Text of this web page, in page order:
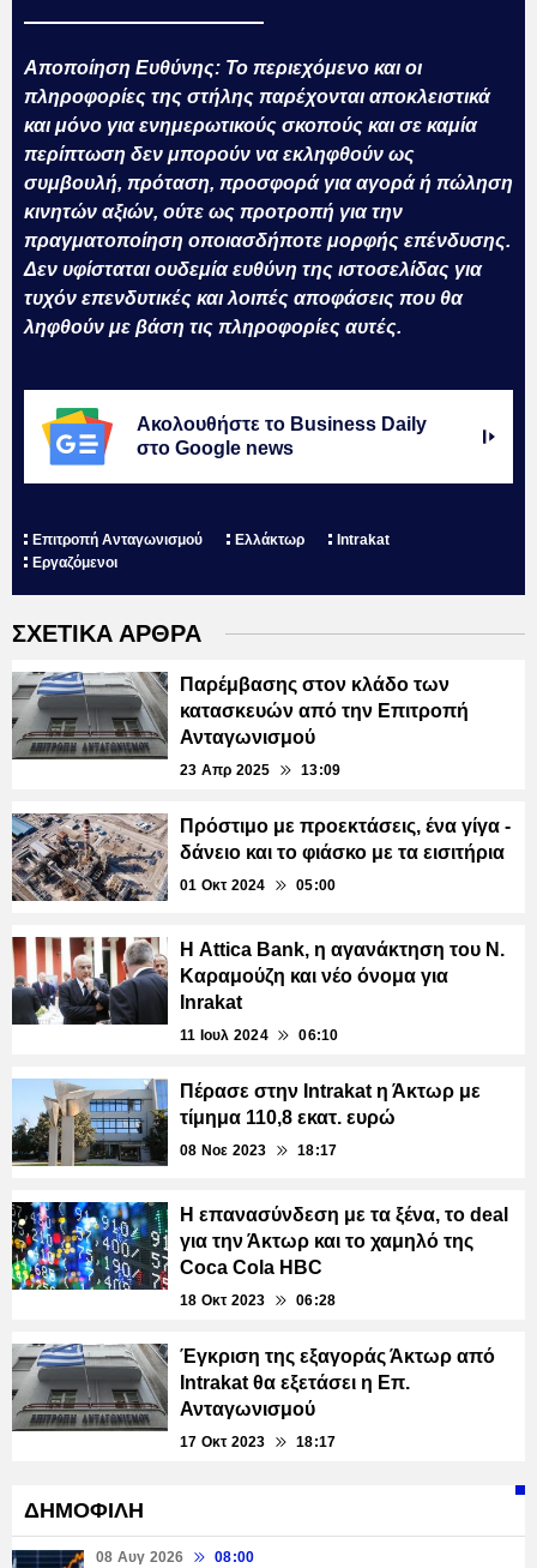
Αποποίηση Ευθύνης: Το περιεχόμενο και οι
πληροφορίες της στήλης παρέχονται αποκλειστικά
και μόνο για ενημερωτικούς σκοπούς και σε καμία
περίπτωση δεν μπορούν να εκληφθούν ως
συμβουλή, πρόταση, προσφορά για αγορά ή πώληση
κινητών αξιών, ούτε ως προτροπή για την
πραγματοποίηση οποιασδήποτε μορφής επένδυσης.
Δεν υφίσταται ουδεμία ευθύνη της ιστοσελίδας για
τυχόν επενδυτικές και λοιπές αποφάσεις που θα
ληφθούν με βάση τις πληροφορίες αυτές.
Ακολουθήστε το Business Daily
στο Google news
Επιτροπή Ανταγωνισμού Ελλάκτωρ
Intrakat
Εργαζόμενοι
ΣΧΕΤΙΚΑ ΑΡΘΡΑ
Παρέμβασης στον κλάδο των
κατασκευών από την Επιτροπή
Ανταγωνισμού
23 Απρ 2025 13:09
Πρόστιμο με προεκτάσεις, ένα γίγα -
δάνειο και το φιάσκο με τα εισιτήρια
01 Οκτ 2024 05:00
Η Attica Bank, η αγανάκτηση του Ν.
Καραμούζη και νέο όνομα για
Inrakat
11 Ιουλ 2024 06:10
Πέρασε στην Intrakat η Άκτωρ με
τίμημα 110,8 εκατ. ευρώ
08 Νοε 2023 18:17
Η επανασύνδεση με τα ξένα, το deal
για την Άκτωρ και το χαμηλό της
Coca Cola HBC
18 Οκτ 2023 06:28
Έγκριση της εξαγοράς Άκτωρ από
Intrakat θα εξετάσει η Επ.
Ανταγωνισμού
17 Οκτ 2023 18:17
ΔΗΜΟΦΙΛΗ
08 Αυγ 2026 08:00